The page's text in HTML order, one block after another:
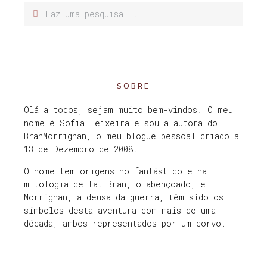
SOBRE
Olá a todos, sejam muito bem-vindos! O meu
nome é Sofia Teixeira e sou a autora do
BranMorrighan, o meu blogue pessoal criado a
13 de Dezembro de 2008.
O nome tem origens no fantástico e na
mitologia celta. Bran, o abençoado, e
Morrighan, a deusa da guerra, têm sido os
símbolos desta aventura com mais de uma
década, ambos representados por um corvo.